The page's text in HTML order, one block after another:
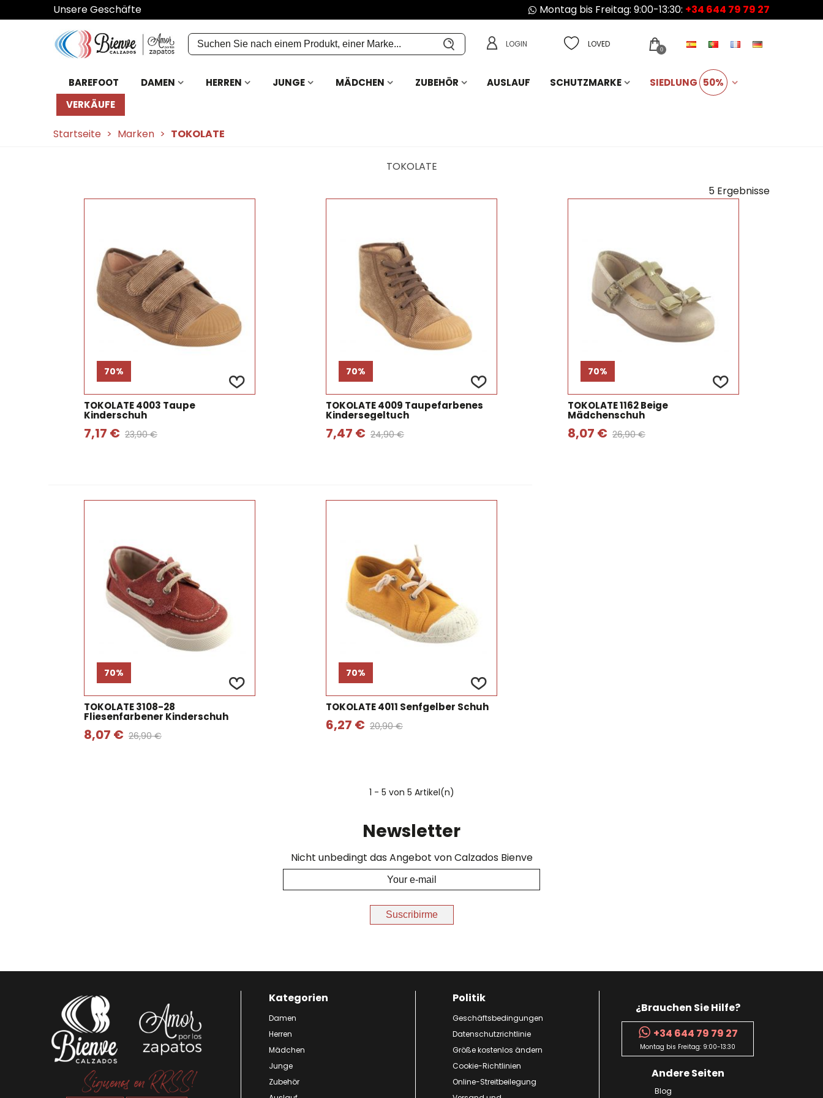
Unsere Geschäfte Montag bis Freitag: 9:00-13:30: +34 644 79 79 27
LOGIN LOVED 0
BAREFOOT DAMEN HERREN JUNGE MÄDCHEN ZUBEHÖR AUSLAUF SCHUTZMARKE SIEDLUNG 50%
VERKÄUFE
Startseite > Marken > TOKOLATE
TOKOLATE
5 Ergebnisse
70%
TOKOLATE 4003 Taupe
Kinderschuh
7,17 € 23,90 €
70%
TOKOLATE 4009 Taupefarbenes
Kindersegeltuch
7,47 € 24,90 €
70%
TOKOLATE 1162 Beige
Mädchenschuh
8,07 € 26,90 €
70%
TOKOLATE 3108-28
Fliesenfarbener Kinderschuh
8,07 € 26,90 €
70%
TOKOLATE 4011 Senfgelber Schuh
6,27 € 20,90 €
1 - 5 von 5 Artikel(n)
Newsletter
Nicht unbedingt das Angebot von Calzados Bienve
Suscribirme
Kategorien
Damen
Herren
Mädchen
Junge
Zubehör
Politik
Geschäftsbedingungen
Datenschutzrichtlinie
Größe kostenlos ändern
Cookie-Richtlinien
Online-Streitbeilegung
¿Brauchen Sie Hilfe?
+34 644 79 79 27
Montag bis Freitag: 9:00-13:30
Andere Seiten
Blog